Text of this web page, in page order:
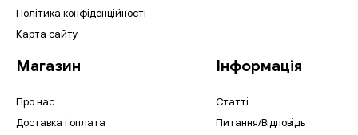
Політика конфіденційності
Карта сайту
Магазин
Про нас
Доставка і оплата
Інформація
Статті
Питання/Відповідь